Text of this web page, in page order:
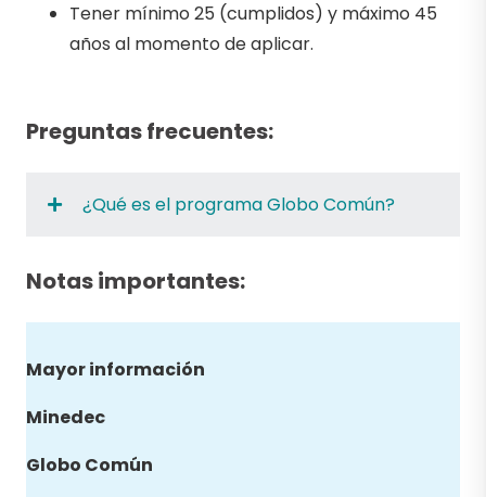
Tener mínimo 25 (cumplidos) y máximo 45
años al momento de aplicar.
Preguntas frecuentes:
¿Qué es el programa Globo Común?
Notas importantes:
Mayor información
Minedec
Globo Común